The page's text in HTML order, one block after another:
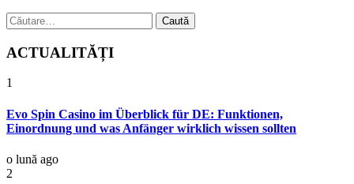
Caută
după:
ACTUALITĂȚI
1
Evo Spin Casino im Überblick für DE: Funktionen,
Einordnung und was Anfänger wirklich wissen sollten
o lună ago
2